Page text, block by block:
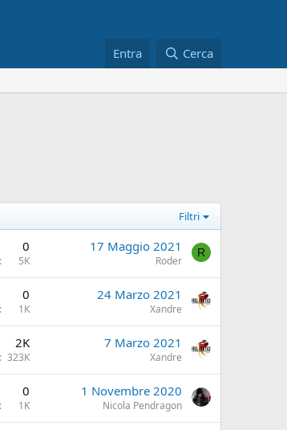
Entra Cerca
Filtri
0
5K
17 Maggio 2021
Roder
R
0
1K
24 Marzo 2021
Xandre
2K
323K
7 Marzo 2021
Xandre
0
1K
1 Novembre 2020
Nicola Pendragon